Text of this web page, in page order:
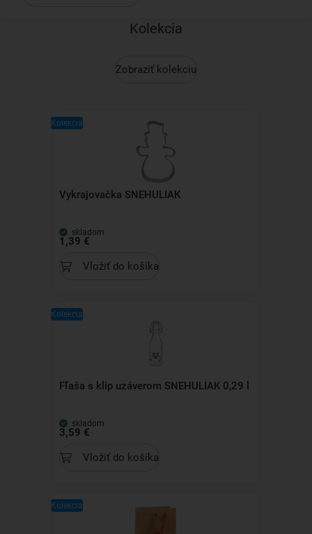
Kolekcia
Zobraziť kolekciu
Kolekcia
Vykrajovačka SNEHULIAK
skladom
1,39 €
Vložiť do košíka
Kolekcia
Fľaša s klip uzáverom SNEHULIAK 0,29 l
skladom
3,59 €
Vložiť do košíka
Kolekcia